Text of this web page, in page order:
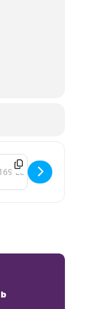
- AdrienAddress -